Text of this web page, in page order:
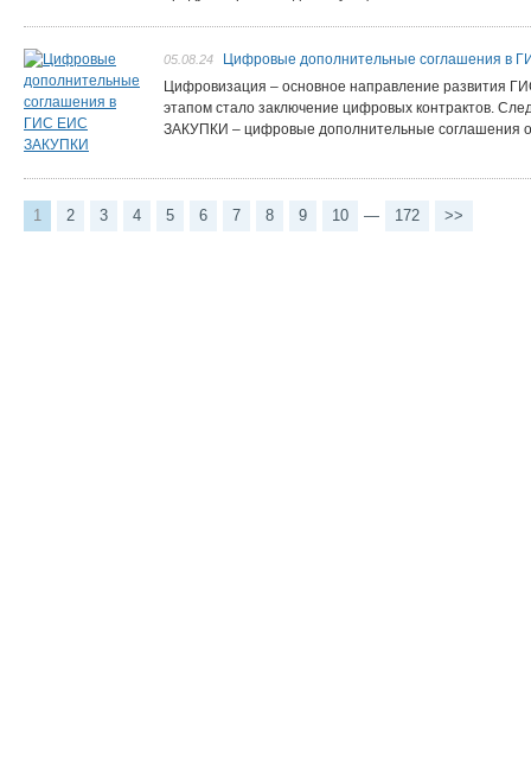
05.08.24
Цифровые дополнительные соглашения в
Цифровизация – основное направление развития
этапом стало заключение цифровых контрактов.
ЗАКУПКИ – цифровые дополнительные соглашения
1 2 3 4 5 6 7 8 9 10 — 172 >>